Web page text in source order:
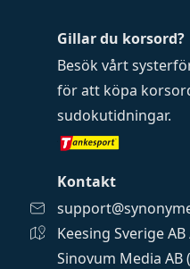
Gillar du korsord?
Besök vårt
för att köpa
sudokutidningar.
Kontakt
Keesing Sverige AB
Sinovum Media AB